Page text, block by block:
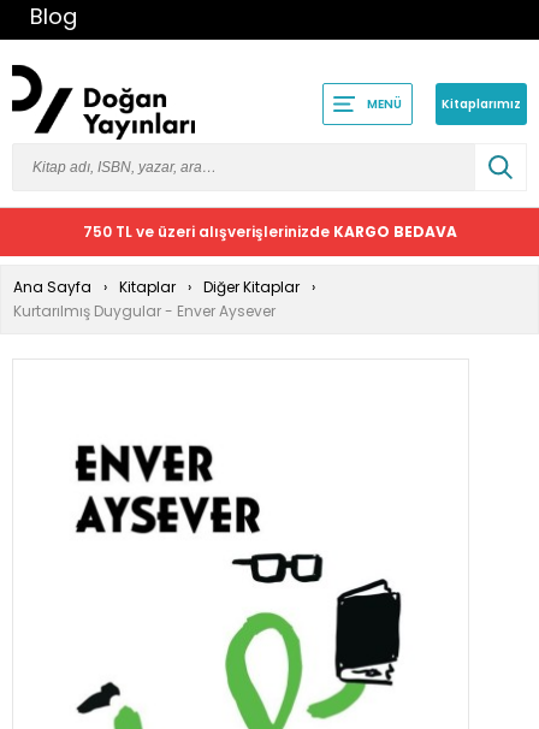
Blog
MENÜ Kitaplarımız
750 TL ve üzeri alışverişlerinizde KARGO BEDAVA
Ana Sayfa Kitaplar
Diğer Kitaplar
Kurtarılmış Duygular - Enver Aysever